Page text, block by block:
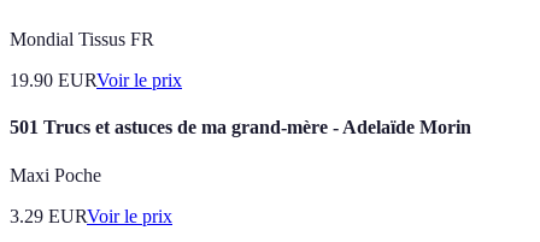
Mondial Tissus FR
19.90 EURVoir le prix
501 Trucs et astuces de ma grand-mère - Adelaïde Morin
Maxi Poche
3.29 EURVoir le prix